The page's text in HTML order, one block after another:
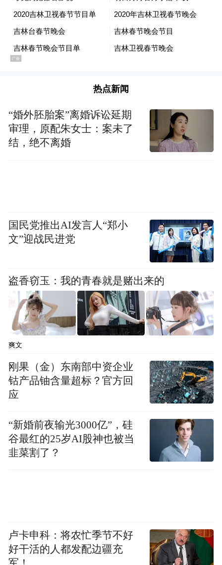
在预售时就已经购买了6部影片的票，在大年
初五之前已经都看完了，太满足了！”长春资
深影迷刘国纲对记者说。和他一样，许多观
众对今年吉林省春节档电影市场都给予了高
普遍较高，选择丰富多样，观影体验也得到
了显著提升。高科技影厅的视觉效果让他们
大开眼界，优惠活动则让他们能够以更加实
惠的价格享受到优质的观影服务。同时，商
“咱们省春节档电影市场的火爆表现是多方面
因素共同作用的结果。随着电影市场的不断
发展和观众需求的不断变化，全省电影市场
仍有巨大的发展潜力等待挖掘。”长影电影院
营销部副经理张沫表示。
吉林日报记者 马璐
“特别声明：以上作品内容(包括在内的视频、图片或音
频)为凤凰网旗下自媒体平台“大风号”用户上传并发
Notice: The content above (including the videos,
pictures and audios if any) is uploaded and posted
by the user of Dafeng Hao, which is a social media
platform and merely provides information storage
热点新闻
“婚外胚胎案”离婚诉讼延期
审理，原配朱女士：案未了
结，绝不离婚
国民党推出AI发言人“郑小
文”迎战民进党
盗香窃玉：我的青春就是赌出来的
爽文
刚果（金）东南部中资企业
钴产品铀含量超标？官方回
应
“新婚前夜输光3000亿”，硅
谷最红的25岁AI股神也被当
韭菜割了？
卢卡申科：将农忙季节不好
好干活的人都发配边疆充